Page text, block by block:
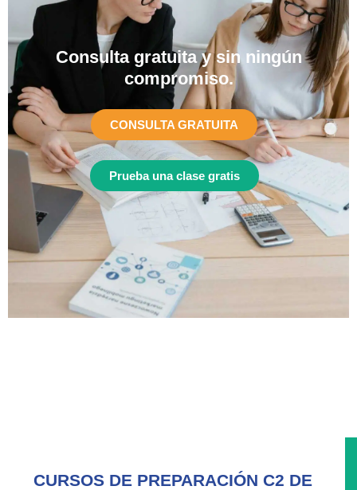
Consulta gratuita y sin ningún
compromiso.​
CONSULTA GRATUITA
Prueba una clase gratis
CURSOS DE PREPARACIÓN C2 DE